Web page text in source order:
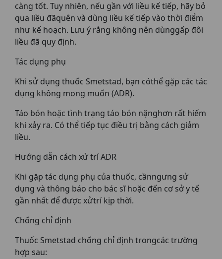
càng tốt. Tuy nhiên, nếu gần với liều kế tiếp, hãy bỏ
qua liều đãquên và dùng liều kế tiếp vào thời điểm
như kế hoạch. Lưu ý rằng không nên dùnggấp đôi
liều đã quy định.
Tác dụng phụ
Khi sử dụng thuốc Smetstad, bạn cóthể gặp các tác
dụng không mong muốn (ADR).
Táo bón hoặc tình trạng táo bón nặnghơn rất hiếm
khi xảy ra. Có thể tiếp tục điều trị bằng cách giảm
liều.
Hướng dẫn cách xử trí ADR
Khi gặp tác dụng phụ của thuốc, cầnngưng sử
dụng và thông báo cho bác sĩ hoặc đến cơ sở y tế
gần nhất để được xửtrí kịp thời.
Chống chỉ định
Thuốc Smetstad chống chỉ định trongcác trường
hợp sau: